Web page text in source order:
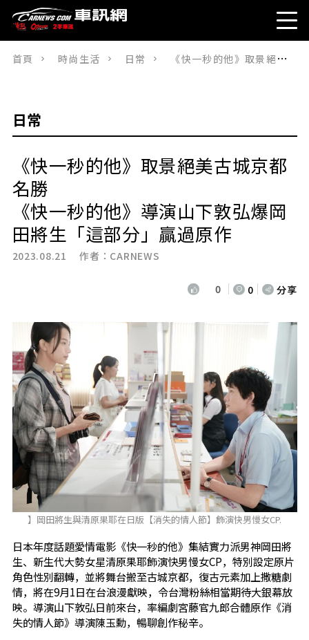
首頁 時尚生活 日常 《快一秒的他》取景絕美古城京都名勝《快一秒的他》導演山下敦弘爆岡田將生「這部分」贏過原作
日常
《快一秒的他》取景絕美古城京都
名勝
《快一秒的他》導演山下敦弘爆岡
田將生「這部分」贏過原作
2023.08.21 作者： CARNEWS
0 0 分享
】岡田將生與清原果耶在日版【消失的情人節】飾演快男慢女CP.
日本年度話題愛情電影《快一秒的他》集結實力派男神岡田將
生、新生代大勢女星清原果耶飾演快男慢女CP，特別設定原片
角色性別翻轉，並將舞台搬至古城京都，復古元素加上撒糖劇
情，將在9月1日在台浪漫獻映，令台灣粉絲相當期待大銀幕放
映。導演山下敦弘日前來台，率編劇宮藤官九郎合體原作《消
失的情人節》導演陳玉勳，暢聊創作秘辛。